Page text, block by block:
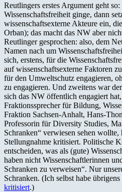
Reutlingers erstes Argument geht
Wissenschaftsfreiheit ginge, dann
wissenschaftsexterne Akteure ein,
Orban); das macht das NW aber
Reutlinger gesprochen: also, dem
Namen nach um
sich, erstens, für die
auf wissenschaftsexterne Faktoren
für den Umweltschutz engagieren,
zu engagieren. Und zweitens war
sich das NW öffentlich engagiert
Fraktionssprecher für Bildung,
Fraktion Sachsen-Anhalt, Hans-
Professorin für Diversity Studies,
Schranken“ verwiesen sehen
Stellungnahme kritisiert. Politische
entscheiden, was als (gute)
haben nicht Wissenschaftlerinnen
Schranken zu verweisen“. Nur
Schranken. (Ich selbst habe
kritisiert.)